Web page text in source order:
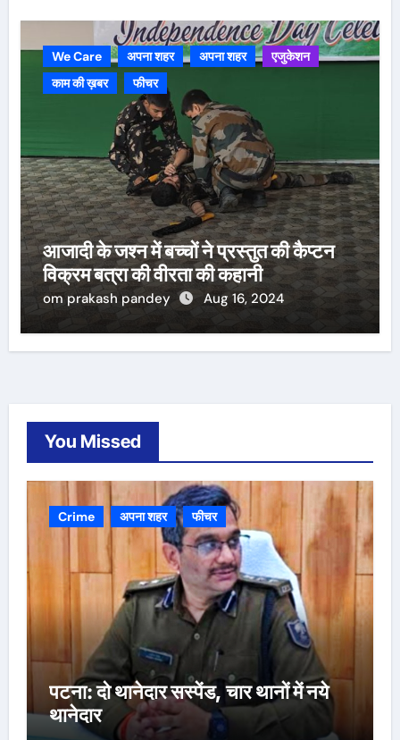
We Care अपना शहर अपना शहर
एजुकेशन
काम की ख़बर
फीचर
आजादी के जश्न में बच्चों ने प्रस्तुत की कैप्टन
विक्रम बत्रा की वीरता की कहानी
om prakash pandey Aug 16, 2024
You Missed
Crime अपना शहर फीचर
पटना: दो थानेदार सस्पेंड, चार थानों में नये
थानेदार